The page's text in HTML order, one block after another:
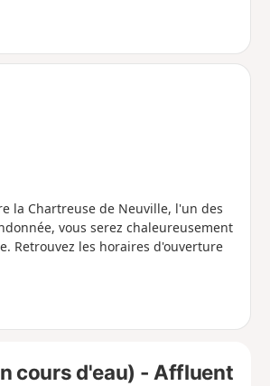
la Chartreuse de Neuville, l'un des
vous serez chaleureusement
Retrouvez les horaires d'ouverture
cours d'eau) - Affluent